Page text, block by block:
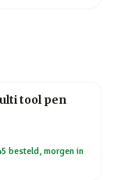
tool pen
besteld, morgen in